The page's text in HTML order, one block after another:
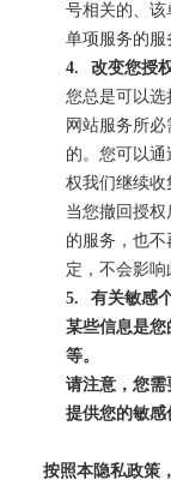
号相关的、该
单项服务的服
4.
改变您授
您总是可以选
网站服务所
的。您可以
权我们继续收
当您撤回授
的服务，也
定，不会影响
5.
有关敏感
某些信息是
等。
请注意，您
提供您的敏感
按照本隐私政策